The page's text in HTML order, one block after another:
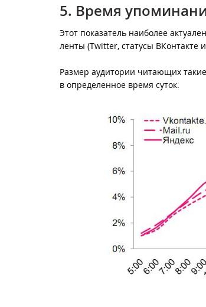
5. Время
Этот показатель наиболее
ленты (Twitter, статусы ВКонтакте и
Размер аудитории читающих
в определенное время суток.